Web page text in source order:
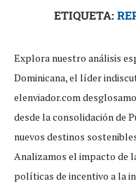
ETIQUETA:
Explora nuestro análisis
Dominicana, el líder
elenviador.com
desde la consolidación de
nuevos destinos
Analizamos el impacto de
políticas de incentivo a la